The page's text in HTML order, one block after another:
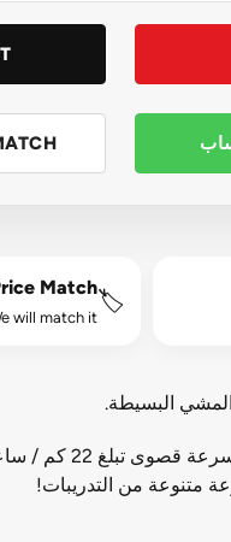
🏷️
Match
will match it.
البسيطة.